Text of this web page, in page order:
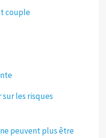
couple
les risques
peuvent plus être